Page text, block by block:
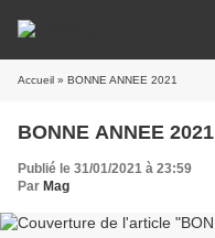
Accueil » BONNE ANNEE 2021
BONNE ANNEE 2021
Publié le 31/01/2021 à 23:59
Par Mag